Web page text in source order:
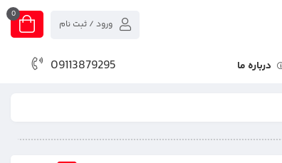
0
ورود / ثبت نام
درباره ما 09113879295